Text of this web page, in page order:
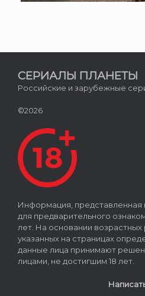
СЕРИАЛЫ ПЛАНЕТЫ
Российские и зарубежные
©2026
Информация, представленная
для предварительного
лет. На основании
указанных на страницах
данные лица принимают
лицами, не достигшим 18 лет.